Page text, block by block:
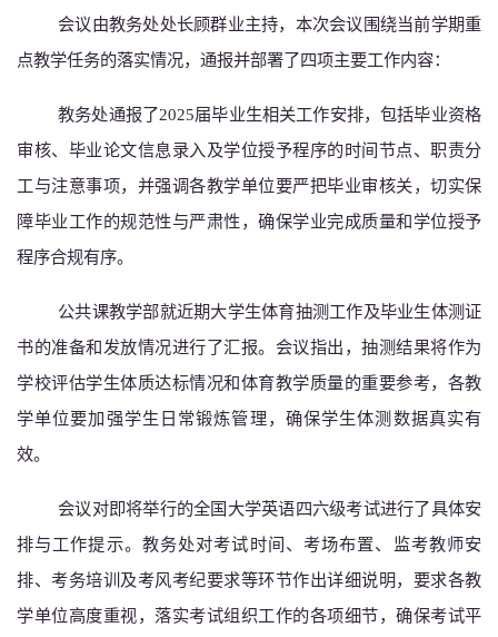
会议由教务处处长顾群业主持，本次会议围绕当前学期重
点教学任务的落实情况，通报并部署了四项主要工作内容：
教务处通报了2025届毕业生相关工作安排，包括毕业资格
审核、毕业论文信息录入及学位授予程序的时间节点、职责分
工与注意事项，并强调各教学单位要严把毕业审核关，切实保
障毕业工作的规范性与严肃性，确保学业完成质量和学位授予
程序合规有序。
公共课教学部就近期大学生体育抽测工作及毕业生体测证
书的准备和发放情况进行了汇报。会议指出，抽测结果将作为
学校评估学生体质达标情况和体育教学质量的重要参考，各教
学单位要加强学生日常锻炼管理，确保学生体测数据真实有
效。
会议对即将举行的全国大学英语四六级考试进行了具体安
排与工作提示。教务处对考试时间、考场布置、监考教师安
排、考务培训及考风考纪要求等环节作出详细说明，要求各教
学单位高度重视，落实考试组织工作的各项细节，确保考试平